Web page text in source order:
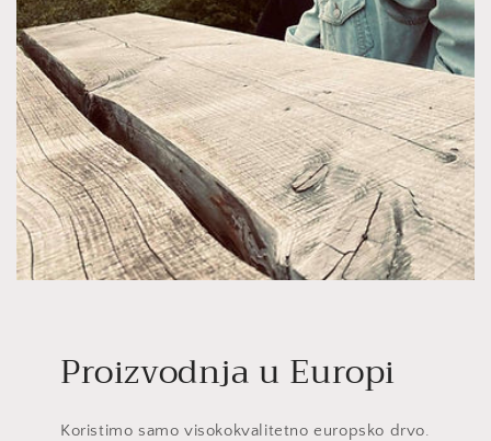
Proizvodnja u Europi
Koristimo samo visokokvalitetno europsko drvo.